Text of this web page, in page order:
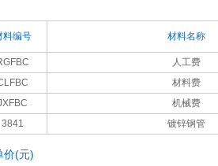
料编号 材料名称
人工费
材料费
机械费
3841 镀锌钢管
价(元)